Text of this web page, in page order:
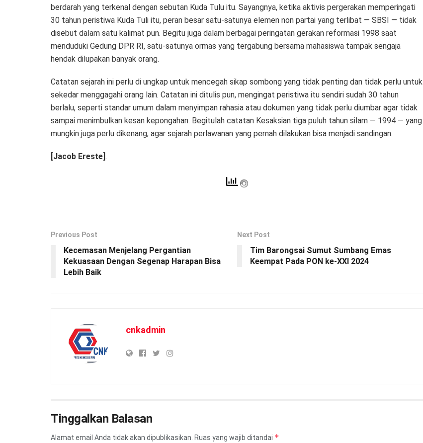
berdarah yang terkenal dengan sebutan Kuda Tulu itu. Sayangnya, ketika aktivis pergerakan memperingati
30 tahun peristiwa Kuda Tuli itu, peran besar satu-satunya elemen non partai yang terlibat — SBSI — tidak
disebut dalam satu kalimat pun. Begitu juga dalam berbagai peringatan gerakan reformasi 1998 saat
menduduki Gedung DPR RI, satu-satunya ormas yang tergabung bersama mahasiswa tampak sengaja
hendak dilupakan banyak orang.
Catatan sejarah ini perlu di ungkap untuk mencegah sikap sombong yang tidak penting dan tidak perlu untuk
sekedar menggagahi orang lain. Catatan ini ditulis pun, mengingat peristiwa itu sendiri sudah 30 tahun
berlalu, seperti standar umum dalam menyimpan rahasia atau dokumen yang tidak perlu diumbar agar tidak
sampai menimbulkan kesan kepongahan. Begitulah catatan Kesaksian tiga puluh tahun silam — 1994 — yang
mungkin juga perlu dikenang, agar sejarah perlawanan yang pernah dilakukan bisa menjadi sandingan.
[Jacob Ereste] .
Previous Post
Kecemasan Menjelang Pergantian
Kekuasaan Dengan Segenap Harapan Bisa
Lebih Baik
Next Post
Tim Barongsai Sumut Sumbang Emas
Keempat Pada PON ke-XXI 2024
cnkadmin
Tinggalkan Balasan
Alamat email Anda tidak akan dipublikasikan. Ruas yang wajib ditandai *